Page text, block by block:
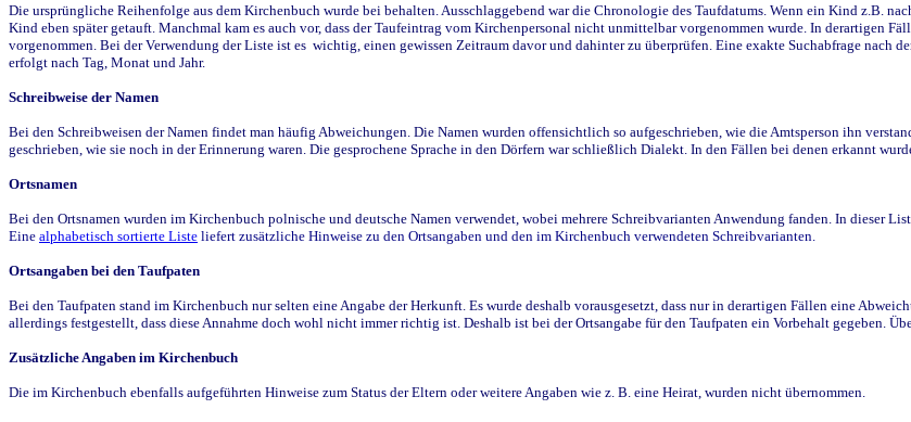
Die ursprüngliche Reihenfolge aus dem Kirchenbuch wurde bei behalten. Ausschlaggebend war die Chronologie des Taufdatums. Wenn ein Kind z.B.
Kind eben später getauft. Manchmal kam es auch vor, dass der Taufeintrag vom Kirchenpersonal nicht unmittelbar vorgenommen wurde. In derartigen
vorgenommen. Bei der Verwendung der Liste ist es wichtig, einen gewissen Zeitraum davor und dahinter zu überprüfen. Eine exakte Suchabfrage nach
erfolgt nach Tag, Monat und Jahr.
Schreibweise der Namen
Bei den Schreibweisen der Namen findet man häufig Abweichungen. Die Namen wurden offensichtlich so aufgeschrieben, wie die Amtsperson ihn
geschrieben, wie sie noch in der Erinnerung waren. Die gesprochene Sprache in den Dörfern war schließlich Dialekt. In den Fällen bei denen erkannt
Ortsnamen
Bei den Ortsnamen wurden im Kirchenbuch polnische und deutsche Namen verwendet, wobei mehrere Schreibvarianten Anwendung fanden. In dieser
Eine alphabetisch sortierte Liste liefert zusätzliche Hinweise zu den Ortsangaben und den im Kirchenbuch verwendeten Schreibvarianten.
Ortsangaben bei den Taufpaten
Bei den Taufpaten stand im Kirchenbuch nur selten eine Angabe der Herkunft. Es wurde deshalb vorausgesetzt, dass nur in derartigen Fällen eine
allerdings festgestellt, dass diese Annahme doch wohl nicht immer richtig ist. Deshalb ist bei der Ortsangabe für den Taufpaten ein Vorbehalt gegeben.
Zusätzliche Angaben im Kirchenbuch
Die im Kirchenbuch ebenfalls aufgeführten Hinweise zum Status der Eltern oder weitere Angaben wie z. B. eine Heirat, wurden nicht übernommen.